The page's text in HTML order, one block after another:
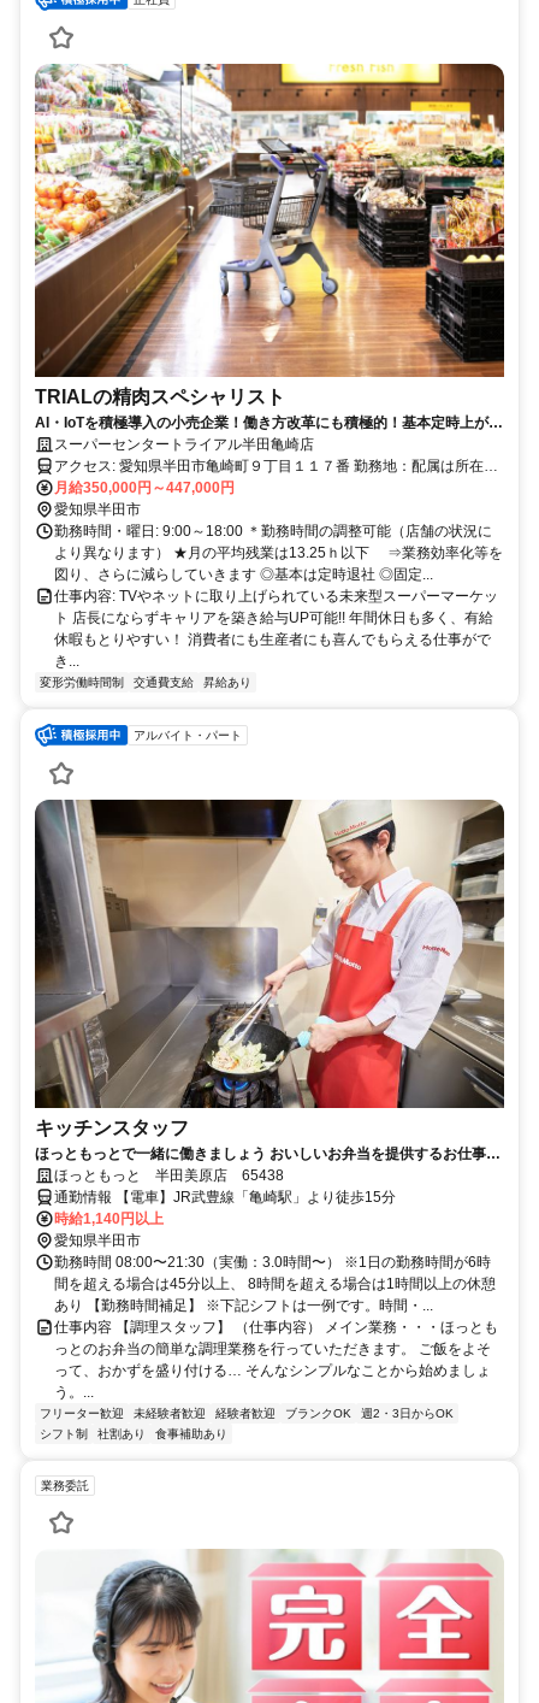
TRIALの精肉スペシャリスト
AI・IoTを積極導入の小売企業！働き方改革にも積極的！基本定時上が
り！スーパーセンタートライアル半田亀崎店
アクセス: 愛知県半田市亀崎町９丁目１１７番 勤務地：配属は所在地
の都道府県 ※初任地は最寄りの店舗又は希望エリアを優先し配属し
ます。 ※エリア内勤務または全国勤務いずれか希望を選択できま
す。
月給350,000円～447,000円
愛知県半田市
勤務時間・曜日: 9:00～18:00 ＊勤務時間の調整可能（店舗の状況に
より異なります） ★月の平均残業は13.25ｈ以下 ⇒業務効率化等を
図り、さらに減らしていきます ◎基本は定時退社 ◎固定...
仕事内容: TVやネットに取り上げられている未来型スーパーマーケッ
ト 店長にならずキャリアを築き給与UP可能!! 年間休日も多く、有給
休暇もとりやすい！ 消費者にも生産者にも喜んでもらえる仕事がで
き...
変形労働時間制 交通費支給 昇給あり
アルバイト・パート
キッチンスタッフ
ほっともっとで一緒に働きましょう おいしいお弁当を提供するお仕事で
す ほっともっと 半田美原店 65438
通勤情報 【電車】JR武豊線「亀崎駅」より徒歩15分
時給1,140円以上
愛知県半田市
勤務時間 08:00〜21:30（実働：3.0時間〜） ※1日の勤務時間が6時
間を超える場合は45分以上、 8時間を超える場合は1時間以上の休憩
あり 【勤務時間補足】 ※下記シフトは一例です。時間・...
仕事内容 【調理スタッフ】 （仕事内容） メイン業務・・・ほっとも
っとのお弁当の簡単な調理業務を行っていただきます。 ご飯をよそ
って、おかずを盛り付ける… そんなシンプルなことから始めましょ
う。...
フリーター歓迎 未経験者歓迎 経験者歓迎 ブランクOK
週2・3日からOK
シフト制
社割あり 食事補助あり
業務委託